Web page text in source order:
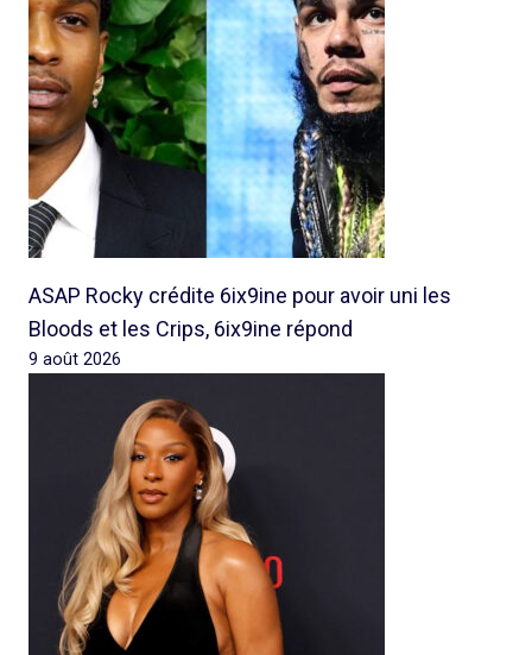
ASAP Rocky crédite 6ix9ine pour avoir uni les
Bloods et les Crips, 6ix9ine répond
9 août 2026